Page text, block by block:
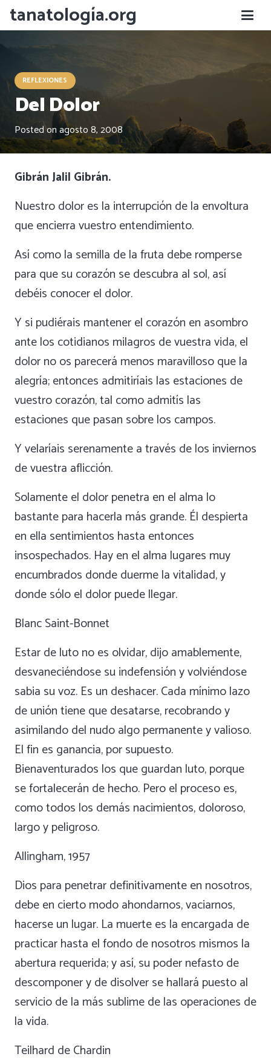
tanatología.org
REFLEXIONES
Del Dolor
Posted onagosto 8, 2008
Gibrán Jalil Gibrán.
Nuestro dolor es la interrupción de la envoltura
que encierra vuestro entendimiento.
Así como la semilla de la fruta debe romperse
para que su corazón se descubra al sol, así
debéis conocer el dolor.
Y si pudiérais mantener el corazón en asombro
ante los cotidianos milagros de vuestra vida, el
dolor no os parecerá menos maravilloso que la
alegría; entonces admitiríais las estaciones de
vuestro corazón, tal como admitís las
estaciones que pasan sobre los campos.
Y velaríais serenamente a través de los inviernos
de vuestra aflicción.
Solamente el dolor penetra en el alma lo
bastante para hacerla más grande. Él despierta
en ella sentimientos hasta entonces
insospechados. Hay en el alma lugares muy
encumbrados donde duerme la vitalidad, y
donde sólo el dolor puede llegar.
Blanc Saint-Bonnet
Estar de luto no es olvidar, dijo amablemente,
desvaneciéndose su indefensión y volviéndose
sabia su voz. Es un deshacer. Cada mínimo lazo
de unión tiene que desatarse, recobrando y
asimilando del nudo algo permanente y valioso.
El fin es ganancia, por supuesto.
Bienaventurados los que guardan luto, porque
se fortalecerán de hecho. Pero el proceso es,
como todos los demás nacimientos, doloroso,
largo y peligroso.
Allingham, 1957
Dios para penetrar definitivamente en nosotros,
debe en cierto modo ahondarnos, vaciarnos,
hacerse un lugar. La muerte es la encargada de
practicar hasta el fondo de nosotros mismos la
abertura requerida; y así, su poder nefasto de
descomponer y de disolver se hallará puesto al
servicio de la más sublime de las operaciones de
la vida.
Teilhard de Chardin